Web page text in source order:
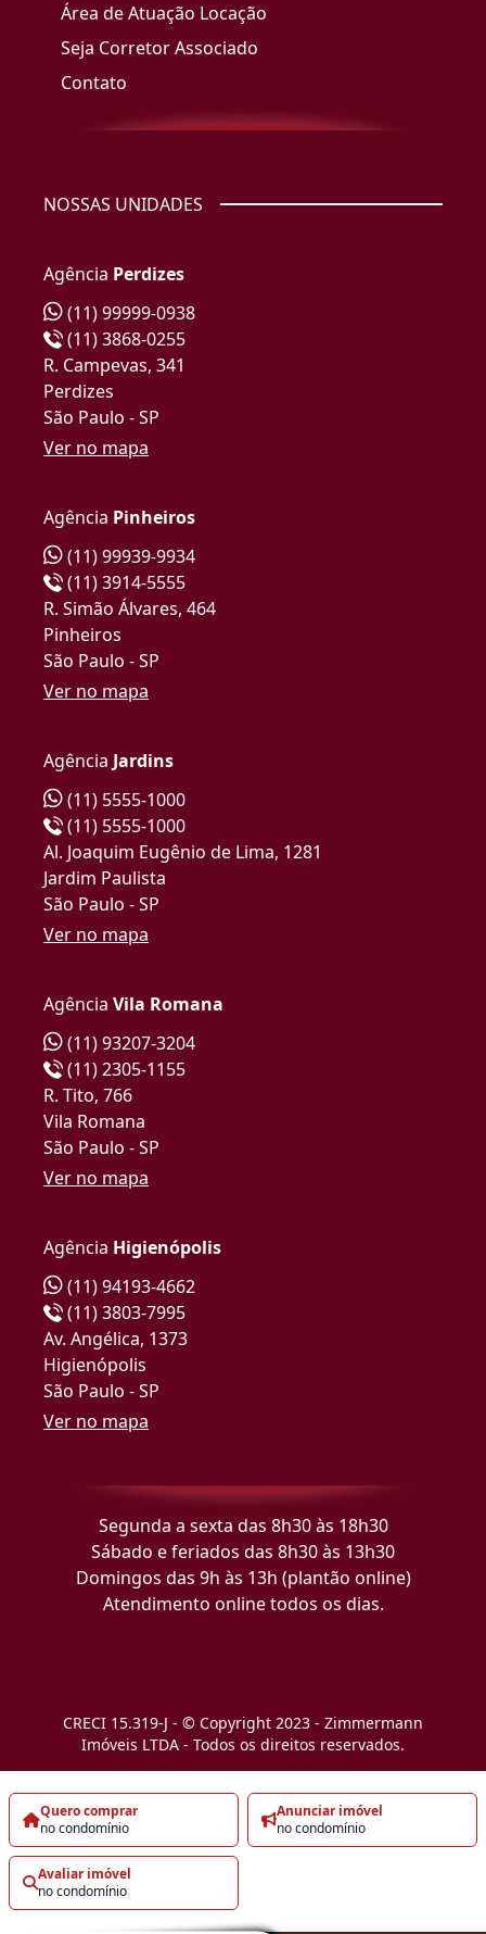
Quero comprar
no condomínio
Anunciar imóvel
no condomínio
Avaliar imóvel
no condomínio
Área de Atuação Locação
Seja Corretor Associado
Contato
NOSSAS UNIDADES
Agência Perdizes
(11) 99999-0938
(11) 3868-0255
R. Campevas, 341
Perdizes
São Paulo - SP
Ver no mapa
Agência Pinheiros
(11) 99939-9934
(11) 3914-5555
R. Simão Álvares, 464
Pinheiros
São Paulo - SP
Ver no mapa
Agência Jardins
(11) 5555-1000
(11) 5555-1000
Al. Joaquim Eugênio de Lima, 1281
Jardim Paulista
São Paulo - SP
Ver no mapa
Agência Vila Romana
(11) 93207-3204
(11) 2305-1155
R. Tito, 766
Vila Romana
São Paulo - SP
Ver no mapa
Agência Higienópolis
(11) 94193-4662
(11) 3803-7995
Av. Angélica, 1373
Higienópolis
São Paulo - SP
Ver no mapa
Segunda a sexta das 8h30 às 18h30
Sábado e feriados das 8h30 às 13h30
Domingos das 9h às 13h (plantão online)
Atendimento online todos os dias.
CRECI 15.319-J - © Copyright 2023 - Zimmermann
Imóveis LTDA - Todos os direitos reservados.